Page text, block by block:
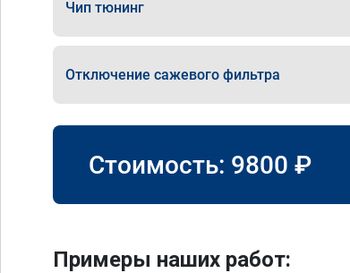
Чип тюнинг
Отключение сажевого фильтра
Стоимость: 9800 ₽
Примеры наших работ: